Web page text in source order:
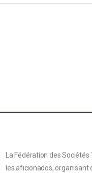
La Fédération des
les aficionados,